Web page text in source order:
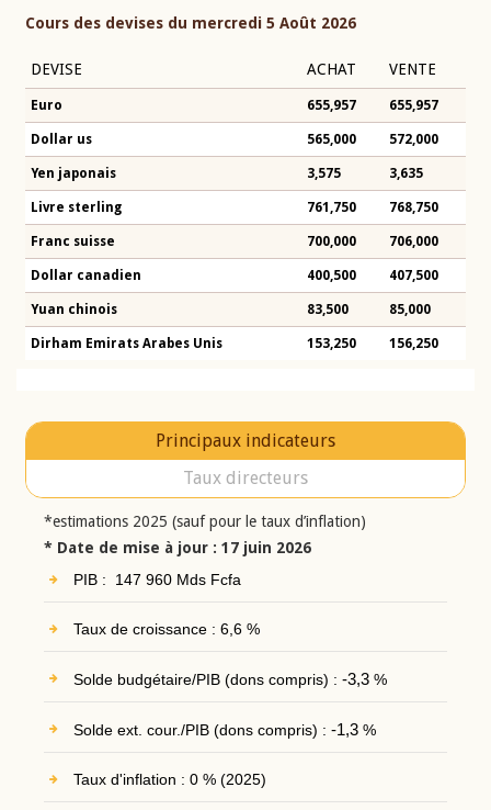
Cours des devises du mercredi 5 Août 2026
DEVISE ACHAT VENTE
Euro 655,957 655,957
Dollar us 565,000 572,000
Yen japonais 3,575 3,635
Livre sterling 761,750 768,750
Franc suisse 700,000 706,000
Dollar canadien 400,500 407,500
Yuan chinois 83,500 85,000
Dirham Emirats Arabes Unis 153,250 156,250
Principaux indicateurs
Taux directeurs
*estimations 2025 (sauf pour le taux d’inflation)
* Date de mise à jour : 17 juin 2026
PIB : 147 960 Mds Fcfa
Taux de croissance : 6,6 %
Solde budgétaire/PIB (dons compris) : -3,3%
Solde ext. cour./PIB (dons compris) : -1,3%
Taux d'inflation : 0 % (2025)